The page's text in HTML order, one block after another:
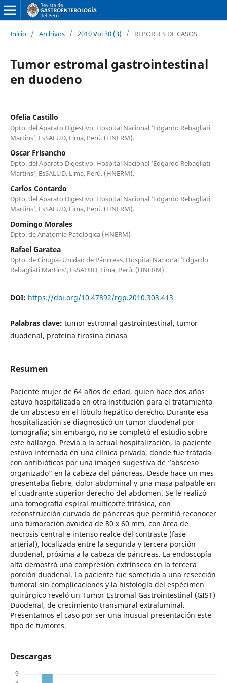
Inicio / Archivos / 2010 Vol 30 (3) / REPORTES DE CASOS
Tumor estromal gastrointestinal
en duodeno
Ofelia Castillo
Dpto. del Aparato Digestivo. Hospital Nacional ‘Edgardo Rebagliati
Martins’, EsSALUD, Lima, Perú. (HNERM).
Oscar Frisancho
Dpto. del Aparato Digestivo. Hospital Nacional ‘Edgardo Rebagliati
Martins’, EsSALUD, Lima, Perú. (HNERM).
Carlos Contardo
Dpto. del Aparato Digestivo. Hospital Nacional ‘Edgardo Rebagliati
Martins’, EsSALUD, Lima, Perú. (HNERM).
Domingo Morales
Dpto. de Anatomía Patológica (HNERM)
Rafael Garatea
Dpto. de Cirugía- Unidad de Páncreas. Hospital Nacional ‘Edgardo
Rebagliati Martins’, EsSALUD, Lima, Perú. (HNERM).
DOI: https://doi.org/10.47892/rgp.2010.303.413
Palabras clave: tumor estromal gastrointestinal, tumor
duodenal, proteína tirosina cinasa
Resumen
Paciente mujer de 64 años de edad, quien hace dos años
estuvo hospitalizada en otra institución para el tratamiento
de un absceso en el lóbulo hepático derecho. Durante esa
hospitalización se diagnosticó un tumor duodenal por
tomografía; sin embargo, no se completó el estudio sobre
este hallazgo. Previa a la actual hospitalización, la paciente
estuvo internada en una clínica privada, donde fue tratada
con antibióticos por una imagen sugestiva de “absceso
organizado” en la cabeza del páncreas. Desde hace un mes
presentaba fiebre, dolor abdominal y una masa palpable en
el cuadrante superior derecho del abdomen. Se le realizó
una tomografía espiral multicorte trifásica, con
reconstrucción curvada de páncreas que permitió reconocer
una tumoración ovoidea de 80 x 60 mm, con área de
necrosis central e intenso realce del contraste (fase
arterial), localizada entre la segunda y tercera porción
duodenal, próxima a la cabeza de páncreas. La endoscopía
alta demostró una compresión extrínseca en la tercera
porción duodenal. La paciente fue sometida a una resección
tumoral sin complicaciones y la histología del espécimen
quirúrgico reveló un Tumor Estromal Gastrointestinal (GIST)
Duodenal, de crecimiento transmural extraluminal.
Presentamos el caso por ser una inusual presentación este
tipo de tumores.
Descargas